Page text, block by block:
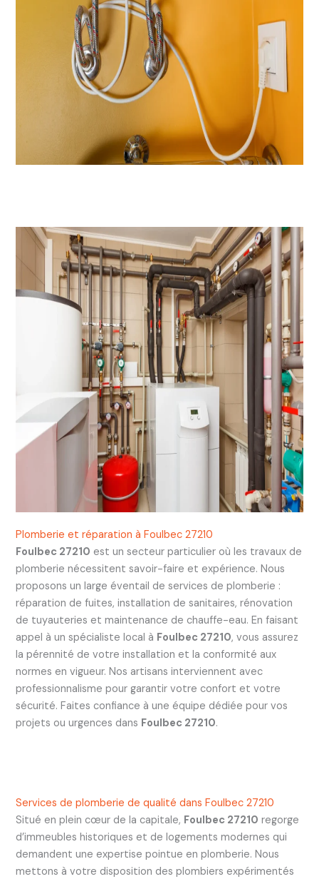
Plomberie et réparation à Foulbec 27210
Foulbec 27210 est un secteur particulier où les travaux de
plomberie nécessitent savoir-faire et expérience. Nous
proposons un large éventail de services de plomberie :
réparation de fuites, installation de sanitaires, rénovation
de tuyauteries et maintenance de chauffe-eau. En faisant
appel à un spécialiste local à Foulbec 27210, vous assurez
la pérennité de votre installation et la conformité aux
normes en vigueur. Nos artisans interviennent avec
professionnalisme pour garantir votre confort et votre
sécurité. Faites confiance à une équipe dédiée pour vos
projets ou urgences dans Foulbec 27210.
Services de plomberie de qualité dans Foulbec 27210
Situé en plein cœur de la capitale, Foulbec 27210 regorge
d’immeubles historiques et de logements modernes qui
demandent une expertise pointue en plomberie. Nous
mettons à votre disposition des plombiers expérimentés